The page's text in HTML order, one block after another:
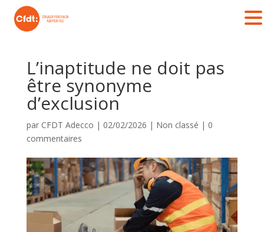
L’inaptitude ne doit pas
être synonyme
d’exclusion
par CFDT Adecco | 02/02/2026 | Non classé | 0
commentaires